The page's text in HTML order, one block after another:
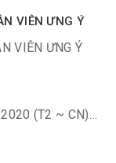
VIÊN ƯNG Ý
VIÊN ƯNG Ý
(T2 ~ CN)
cho khách